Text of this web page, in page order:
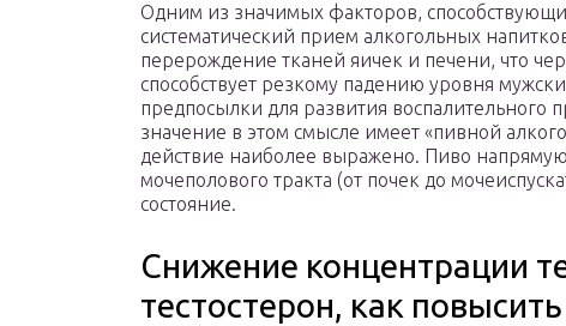
Одним из значимых факторов,
систематический прием алкогольных
перерождение тканей яичек и печени, что
способствует резкому падению уровня
предпосылки для развития воспалительного
значение в этом смысле имеет «пивной
действие наиболее выражено. Пиво
мочеполового тракта (от почек до
состояние.
Снижение концентрации
тестостерон, как